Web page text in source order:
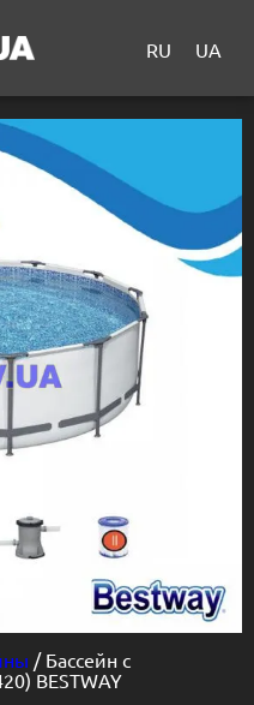
RU UA
/ Бассейн с
BESTWAY